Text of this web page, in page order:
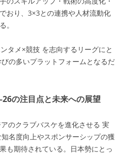
おり、3×3との連携や人材流動化
。
タメ×競技 を志向するリーグにと
びの多いプラットフォームとなるだ
の注目点と未来への展望
のクラブバスケを進化させる 実
名度向上やスポンサーシップの獲
も期待されている。日本勢にとっ